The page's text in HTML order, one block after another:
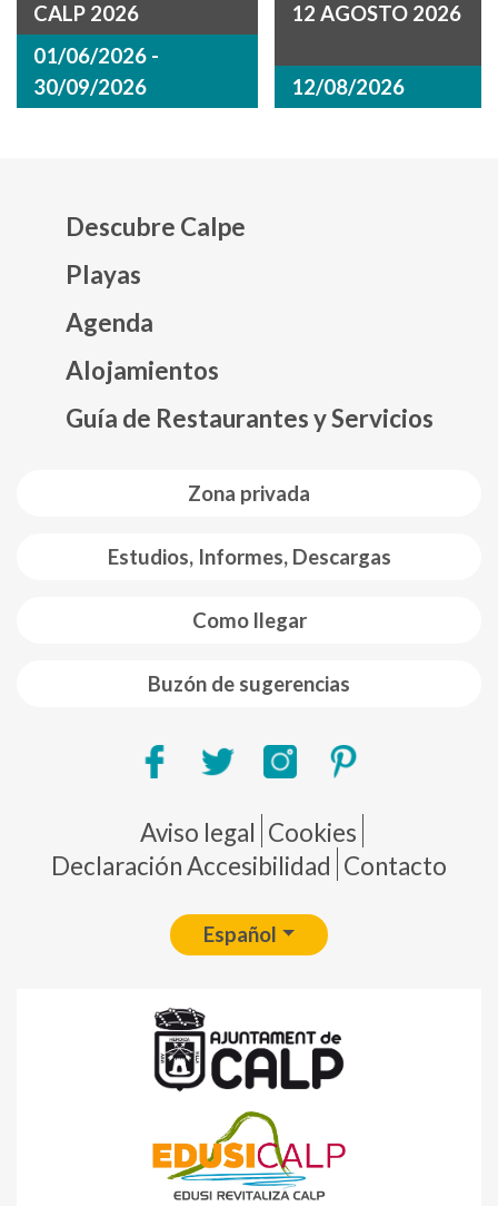
CALP 2026
01/06/2026 -
30/09/2026
12 AGOSTO 2026
12/08/2026
Zona privada
Estudios, Informes, Descargas
Como llegar
Buzón de sugerencias
Descubre Calpe
Playas
Agenda
Alojamientos
Guía de Restaurantes y Servicios
Pie de página
Aviso legal Cookies
Declaración Accesibilidad Contacto
Español